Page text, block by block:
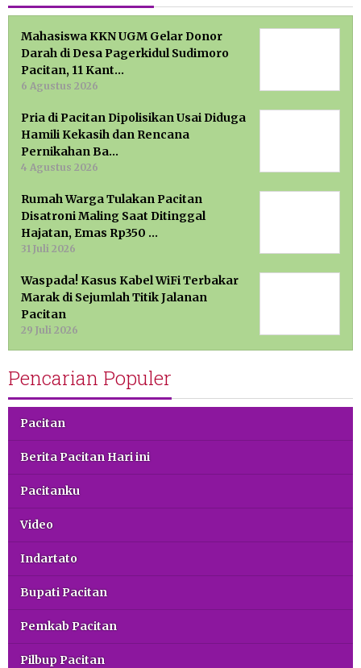
Mahasiswa KKN UGM Gelar Donor
Darah di Desa Pagerkidul Sudimoro
Pacitan, 11 Kant…
6 Agustus 2026
Pria di Pacitan Dipolisikan Usai Diduga
Hamili Kekasih dan Rencana
Pernikahan Ba…
4 Agustus 2026
Rumah Warga Tulakan Pacitan
Disatroni Maling Saat Ditinggal
Hajatan, Emas Rp350 …
31 Juli 2026
Waspada! Kasus Kabel WiFi Terbakar
Marak di Sejumlah Titik Jalanan
Pacitan
29 Juli 2026
Pencarian Populer
Pacitan
Berita Pacitan Hari ini
Pacitanku
Video
Indartato
Bupati Pacitan
Pemkab Pacitan
Pilbup Pacitan